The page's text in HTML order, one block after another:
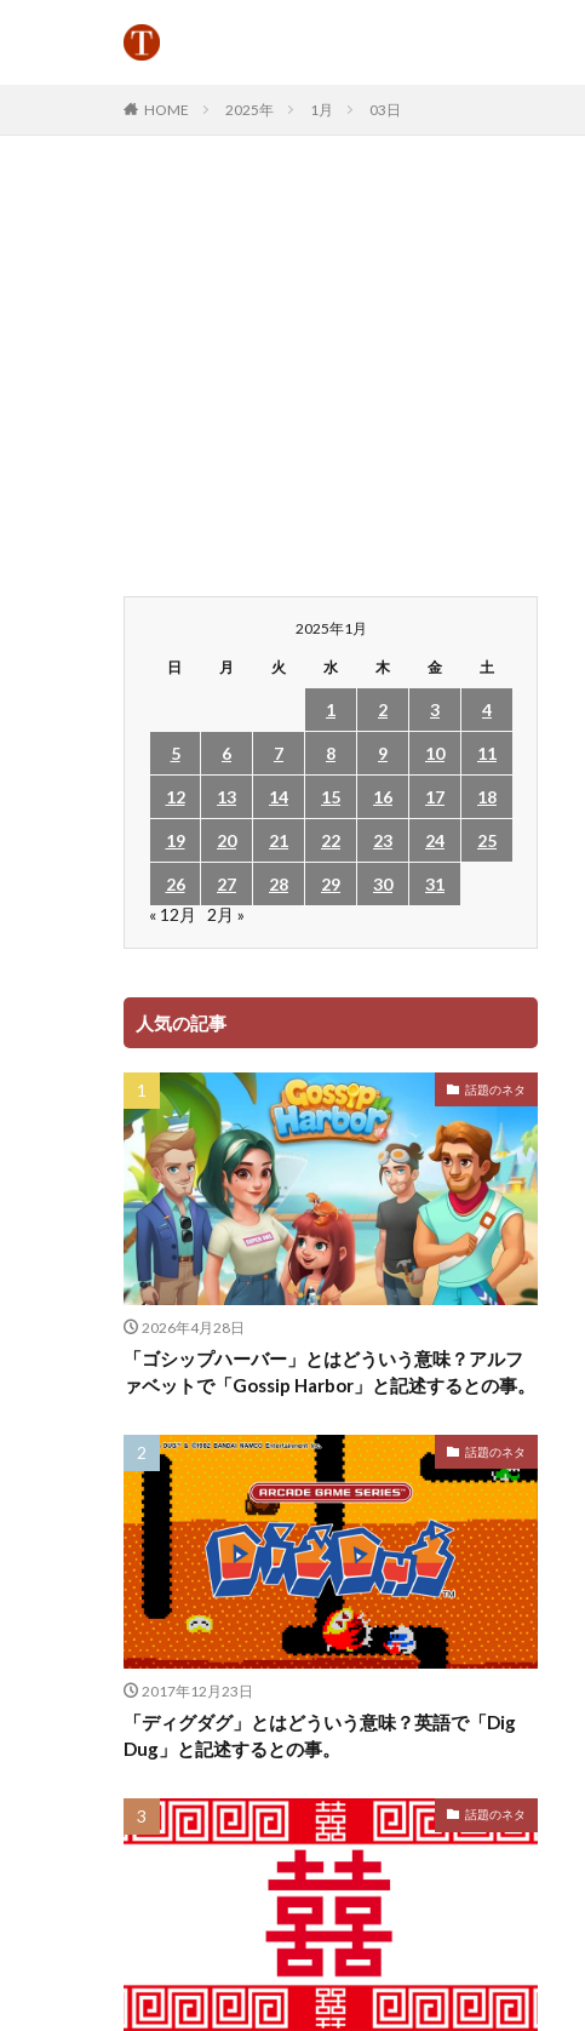
HOME 2025年 1月 03日
2025年1月
日 月 火 水 木 金 土
1 2 3 4
5 6 7 8 9 10 11
12 13 14 15 16 17 18
19 20 21 22 23 24 25
26 27 28 29 30
31
« 12月
2月 »
人気の記事
話題のネタ
2026年4月28日
「ゴシップハーバー」とはどういう意味？アルフ
ァベットで「Gossip Harbor」と記述するとの事。
話題のネタ
2017年12月23日
「ディグダグ」とはどういう意味？英語で「Dig
Dug」と記述するとの事。
話題のネタ